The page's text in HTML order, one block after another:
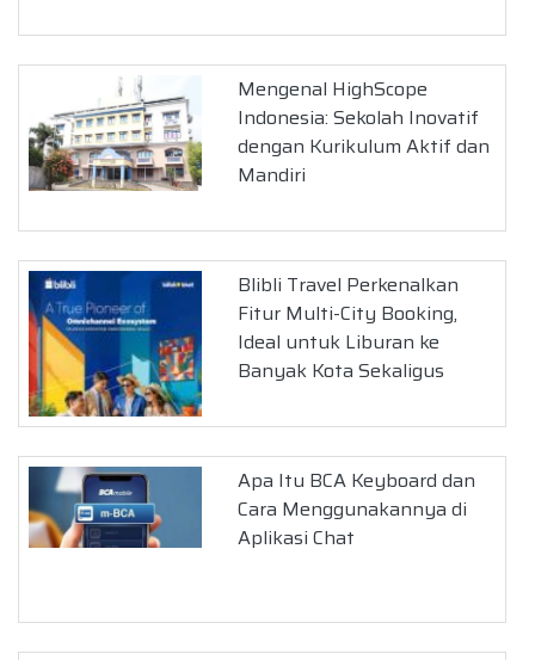
Mengenal HighScope
Indonesia: Sekolah Inovatif
dengan Kurikulum Aktif dan
Mandiri
Blibli Travel Perkenalkan
Fitur Multi-City Booking,
Ideal untuk Liburan ke
Banyak Kota Sekaligus
Apa Itu BCA Keyboard dan
Cara Menggunakannya di
Aplikasi Chat